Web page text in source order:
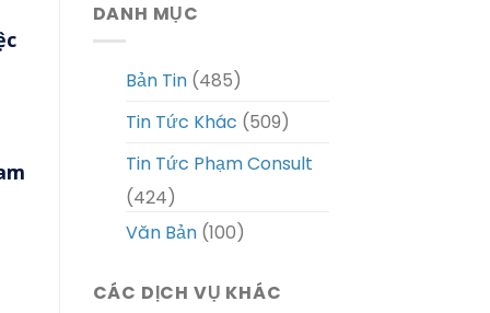
DANH MỤC
Bản Tin(485)
Tin Tức Khác (509)
Tin Tức Phạm Consult
(424)
Văn Bản(100)
CÁC DỊCH VỤ KHÁC